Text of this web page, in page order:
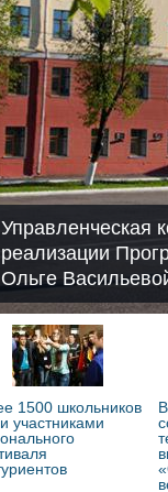
Управленческая
реализации
Ольге
1500 школьников
участниками